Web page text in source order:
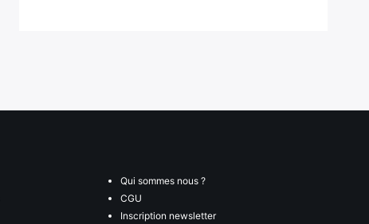
Qui sommes nous ?
CGU
Inscription newsletter